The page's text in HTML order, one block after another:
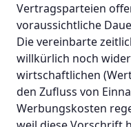
Vertragsparteien
voraussichtliche
Die vereinbarte
willkürlich noch
wirtschaftlichen
den Zufluss von
Werbungskosten